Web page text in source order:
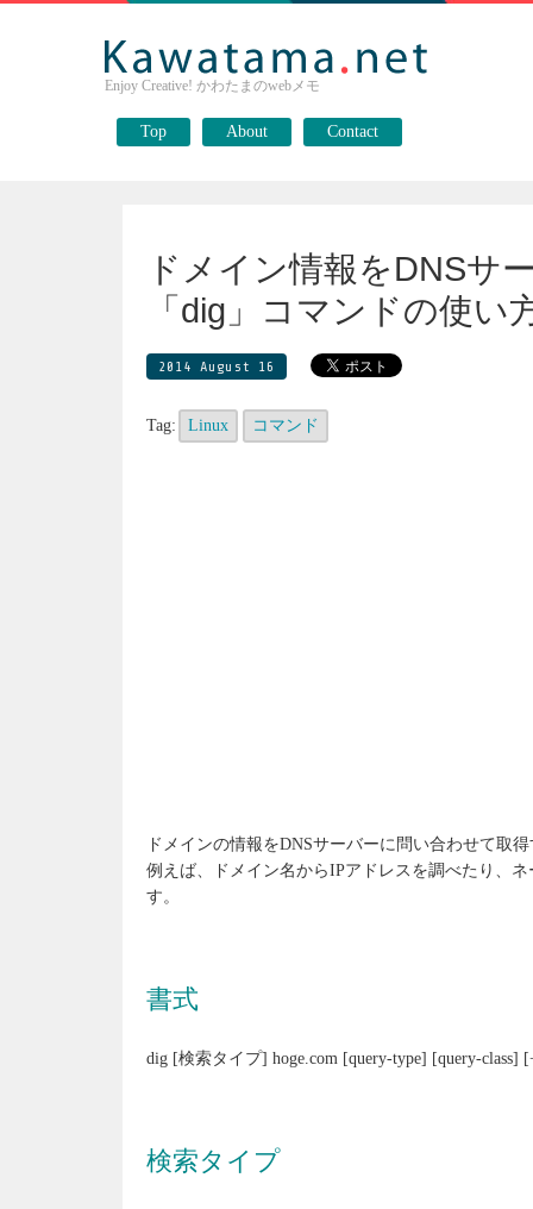
Enjoy Creative! かわたまのwebメモ
Top About Contact
ドメイン情報をDNSサ
「dig」コマンドの使い
2014 August 16
Tag: Linux コマンド
ドメインの情報をDNSサーバーに問い合わせて取
例えば、ドメイン名からIPアドレスを調べたり、
す。
書式
dig [検索タイプ] hoge.com [query-type] [query-class]
検索タイプ